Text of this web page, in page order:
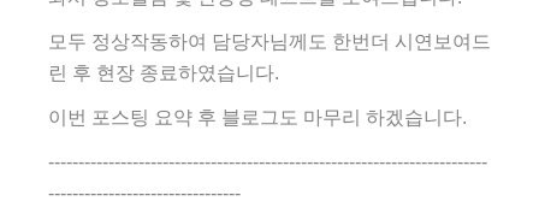
모두 정상작동하여 담당자님께도 한번더 시연보여드
린 후 현장 종료하였습니다.
이번 포스팅 요약 후 블로그도 마무리 하겠습니다.
-------------------------------------------------------------------------
--------------------------------